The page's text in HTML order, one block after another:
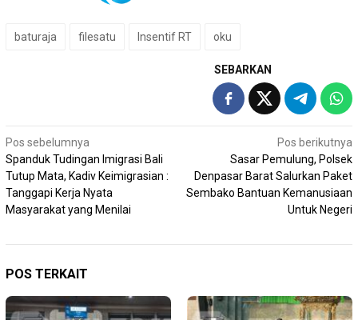
baturaja filesatu Insentif RT oku
SEBARKAN
Navigasi
pos
Pos sebelumnya
Spanduk Tudingan Imigrasi Bali
Tutup Mata, Kadiv Keimigrasian :
Tanggapi Kerja Nyata
Masyarakat yang Menilai
Pos berikutnya
Sasar Pemulung, Polsek
Denpasar Barat Salurkan Paket
Sembako Bantuan Kemanusiaan
Untuk Negeri
POS TERKAIT